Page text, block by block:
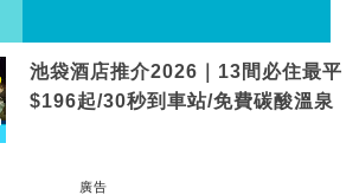
池袋酒店推介2026｜13間必住最平
$196起/30秒到車站/免費碳酸溫泉
廣告